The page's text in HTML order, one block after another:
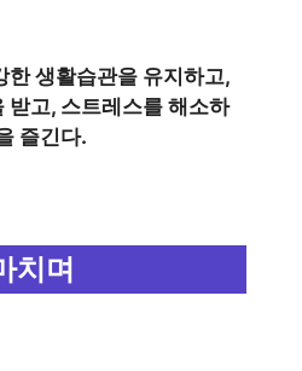
한 생활습관을 유지하고,
받고, 스트레스를 해소하
즐긴다.
치며